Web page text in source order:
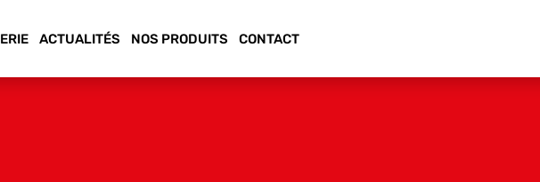
ACTUALITÉS NOS PRODUITS CONTACT